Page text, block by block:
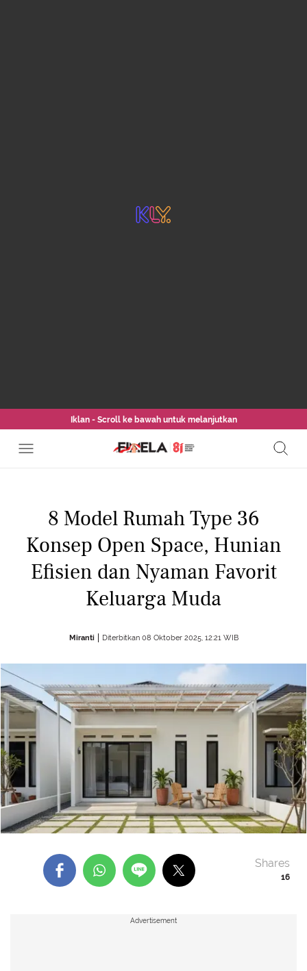
Iklan - Scroll ke bawah untuk melanjutkan
8 Model Rumah Type 36
Konsep Open Space, Hunian
Efisien dan Nyaman Favorit
Keluarga Muda
Miranti Diterbitkan 08 Oktober 2025, 12:21 WIB
16
Shares